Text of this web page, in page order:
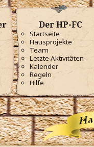
Der HP-FC
Startseite
Hausprojekte
Team
Letzte Aktivitäten
Kalender
Regeln
Hilfe